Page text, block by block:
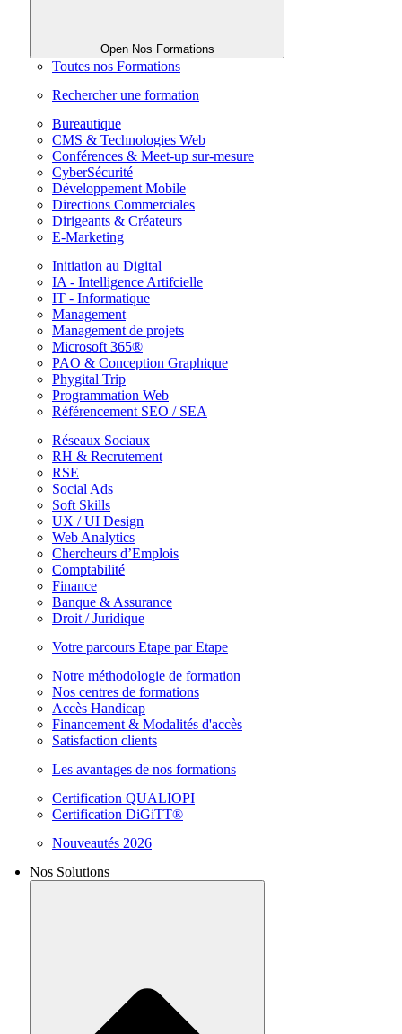
Open Nos Formations
Toutes nos Formations
Rechercher une formation
Bureautique
CMS & Technologies Web
Conférences & Meet-up sur-mesure
CyberSécurité
Développement Mobile
Directions Commerciales
Dirigeants & Créateurs
E-Marketing
Initiation au Digital
IA - Intelligence Artifcielle
IT - Informatique
Management
Management de projets
Microsoft 365®
PAO & Conception Graphique
Phygital Trip
Programmation Web
Référencement SEO / SEA
Réseaux Sociaux
RH & Recrutement
RSE
Social Ads
Soft Skills
UX / UI Design
Web Analytics
Chercheurs d’Emplois
Comptabilité
Finance
Banque & Assurance
Droit / Juridique
Votre parcours Etape par Etape
Notre méthodologie de formation
Nos centres de formations
Accès Handicap
Financement & Modalités d'accès
Satisfaction clients
Les avantages de nos formations
Certification QUALIOPI
Certification DiGiTT®
Nouveautés 2026
Nos Solutions